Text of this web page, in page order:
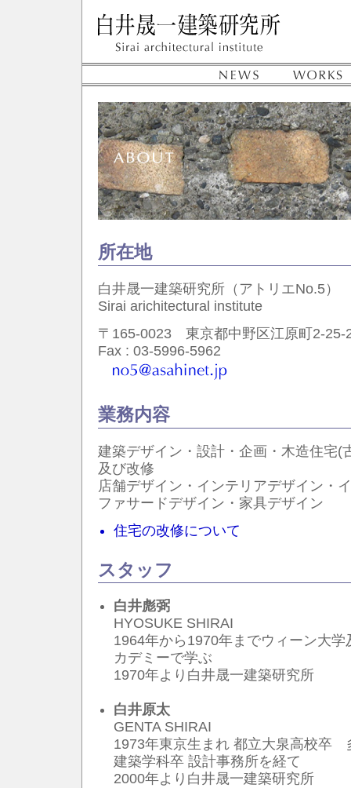
所在地
白井晟一建築研究所（アトリエNo.5）
Sirai arichitectural institute
〒165-0023 東京都中野区江原町2-25-
Fax : 03-5996-5962
業務内容
建築デザイン・設計・企画・木造住宅(
及び改修
店舗デザイン・インテリアデザイン・
ファサードデザイン・家具デザイン
住宅の改修について
スタッフ
白井彪弼
HYOSUKE SHIRAI
1964年から1970年までウィーン大
カデミーで学ぶ
1970年より白井晟一建築研究所
白井原太
GENTA SHIRAI
1973年東京生まれ 都立大泉高校卒
建築学科卒 設計事務所を経て
2000年より白井晟一建築研究所